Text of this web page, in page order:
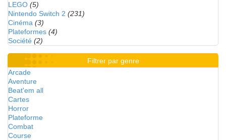
LEGO (5)
Nintendo Switch 2 (231)
Cinéma (3)
Plateformes (4)
Société (2)
Filtrer par genre
Arcade
Aventure
Beat'em all
Cartes
Horror
Plateforme
Combat
Course